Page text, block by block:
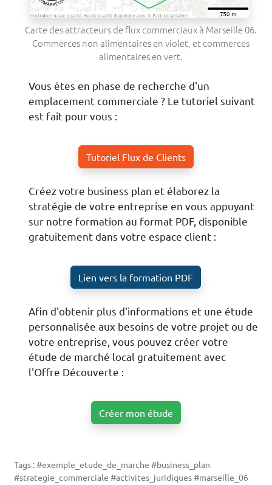
Carte des attracteurs de flux commerciaux à Marseille 06.
Commerces non alimentaires en violet, et commerces
alimentaires en vert.
Vous êtes en phase de recherche d'un
emplacement commerciale ? Le tutoriel suivant
est fait pour vous :
Tutoriel Flux de Clients
Créez votre business plan et élaborez la
stratégie de votre entreprise en vous appuyant
sur notre formation au format PDF, disponible
gratuitement dans votre espace client :
Lien vers la formation PDF
Afin d'obtenir plus d'informations et une étude
personnalisée aux besoins de votre projet ou de
votre entreprise, vous pouvez créer votre
étude de marché local gratuitement avec
l'Offre Découverte :
Créer mon étude
Tags : #exemple_etude_de_marche #business_plan
#strategie_commerciale #activites_juridiques #marseille_06